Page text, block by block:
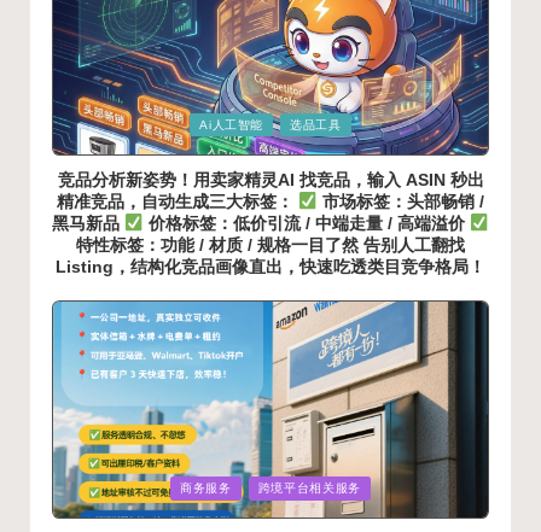
Posted
in
Ai人工智能 选品工具
竞品分析新姿势！用卖家精灵AI 找竞品，输入 ASIN 秒出
精准竞品，自动生成三大标签：
市场标签：头部畅销 /
黑马新品
价格标签：低价引流 / 中端走量 / 高端溢价
特性标签：功能 / 材质 / 规格一目了然 告别人工翻找
Listing，结构化竞品画像直出，快速吃透类目竞争格局！
Posted
in
商务服务 跨境平台相关服务